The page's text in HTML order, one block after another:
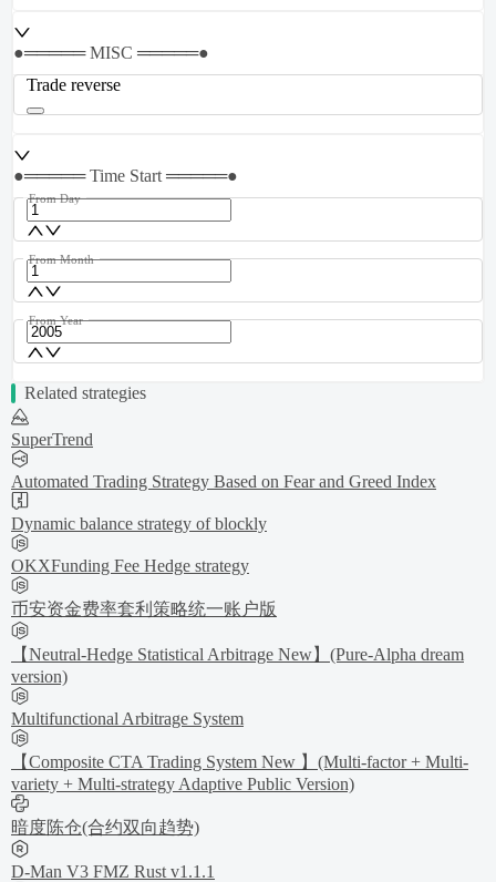
●═════ MISC ═════●
Trade reverse
●═════ Time Start ═════●
From Day
From Month
From Year
Related strategies
SuperTrend
Automated Trading Strategy Based on Fear and Greed Index
Dynamic balance strategy of blockly
OKXFunding Fee Hedge strategy
币安资金费率套利策略统一账户版
【Neutral-Hedge Statistical Arbitrage New】(Pure-Alpha dream
version)
Multifunctional Arbitrage System
【Composite CTA Trading System New 】(Multi-factor + Multi-
variety + Multi-strategy Adaptive Public Version)
暗度陈仓(合约双向趋势)
D-Man V3 FMZ Rust v1.1.1